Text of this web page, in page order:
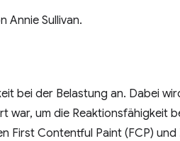
Annie Sullivan.
bei der Belastung an. Dabei
war, um die Reaktionsfähigkeit
First Contentful Paint (FCP) und